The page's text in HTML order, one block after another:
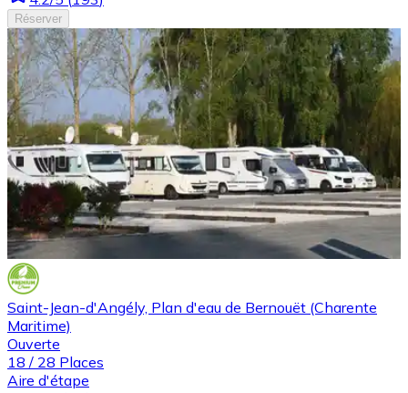
Réserver
Saint-Jean-d'Angély, Plan d'eau de Bernouët (Charente
Maritime)
Ouverte
18 / 28 Places
Aire d'étape